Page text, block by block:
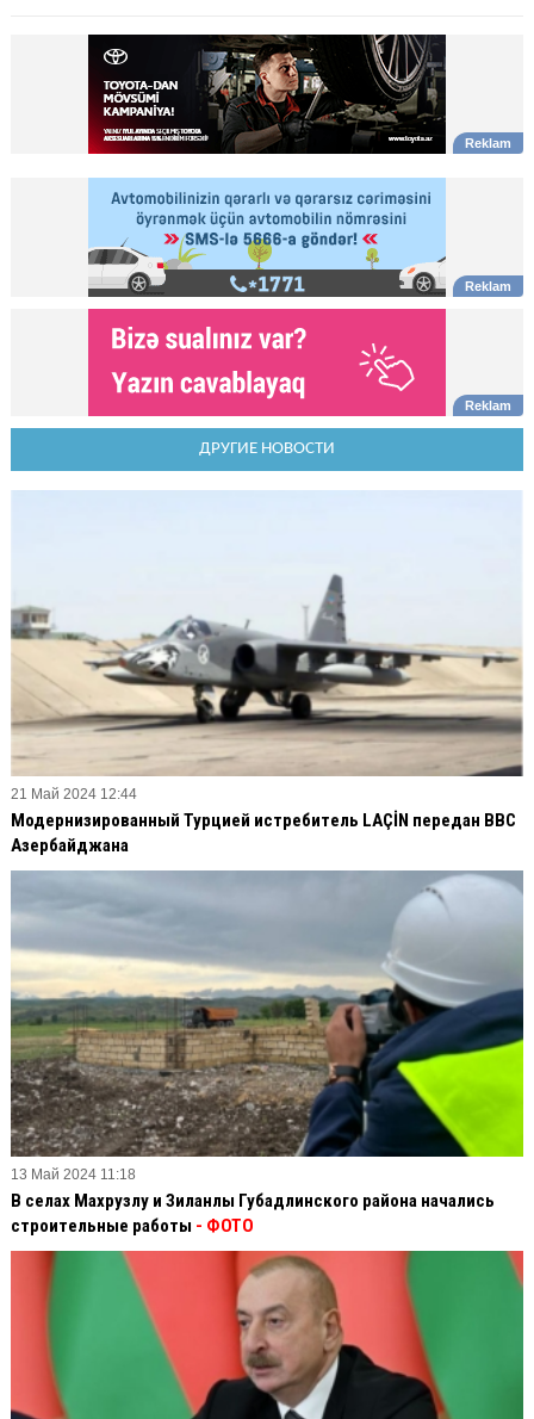
ДРУГИЕ НОВОСТИ
21 Май 2024 12:44
Модернизированный Турцией истребитель LAÇİN передан ВВС
Азербайджана
13 Май 2024 11:18
В селах Махрузлу и Зиланлы Губадлинского района начались
строительные работы - ФОТО